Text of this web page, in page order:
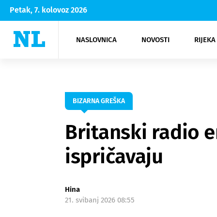
Petak, 7. kolovoz 2026
NASLOVNICA NOVOSTI
Rijeka Opatija
NK
Moda
Kultura
BIZARNA GREŠKA
Britanski radio
ispričavaju
Hina
21. svibanj 2026 08:55